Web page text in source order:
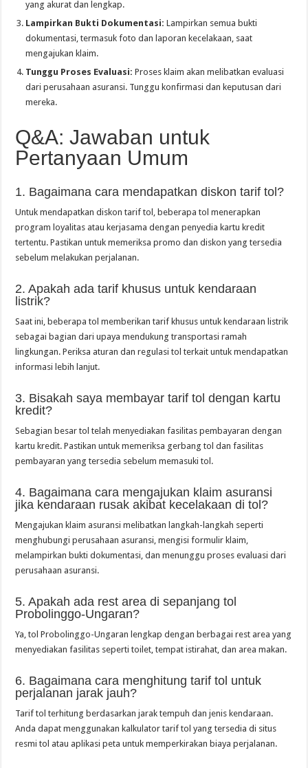
yang akurat dan lengkap.
Lampirkan Bukti Dokumentasi: Lampirkan semua bukti
dokumentasi, termasuk foto dan laporan kecelakaan, saat
mengajukan klaim.
Tunggu Proses Evaluasi: Proses klaim akan melibatkan evaluasi
dari perusahaan asuransi. Tunggu konfirmasi dan keputusan dari
mereka.
Q&A: Jawaban untuk
Pertanyaan Umum
1. Bagaimana cara mendapatkan diskon tarif tol?
Untuk mendapatkan diskon tarif tol, beberapa tol menerapkan
program loyalitas atau kerjasama dengan penyedia kartu kredit
tertentu. Pastikan untuk memeriksa promo dan diskon yang tersedia
sebelum melakukan perjalanan.
2. Apakah ada tarif khusus untuk kendaraan
listrik?
Saat ini, beberapa tol memberikan tarif khusus untuk kendaraan listrik
sebagai bagian dari upaya mendukung transportasi ramah
lingkungan. Periksa aturan dan regulasi tol terkait untuk mendapatkan
informasi lebih lanjut.
3. Bisakah saya membayar tarif tol dengan kartu
kredit?
Sebagian besar tol telah menyediakan fasilitas pembayaran dengan
kartu kredit. Pastikan untuk memeriksa gerbang tol dan fasilitas
pembayaran yang tersedia sebelum memasuki tol.
4. Bagaimana cara mengajukan klaim asuransi
jika kendaraan rusak akibat kecelakaan di tol?
Mengajukan klaim asuransi melibatkan langkah-langkah seperti
menghubungi perusahaan asuransi, mengisi formulir klaim,
melampirkan bukti dokumentasi, dan menunggu proses evaluasi dari
perusahaan asuransi.
5. Apakah ada rest area di sepanjang tol
Probolinggo-Ungaran?
Ya, tol Probolinggo-Ungaran lengkap dengan berbagai rest area yang
menyediakan fasilitas seperti toilet, tempat istirahat, dan area makan.
6. Bagaimana cara menghitung tarif tol untuk
perjalanan jarak jauh?
Tarif tol terhitung berdasarkan jarak tempuh dan jenis kendaraan.
Anda dapat menggunakan kalkulator tarif tol yang tersedia di situs
resmi tol atau aplikasi peta untuk memperkirakan biaya perjalanan.